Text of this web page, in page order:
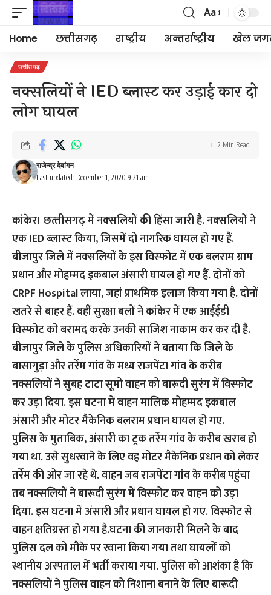
Font
Resizer
Aa
Home छत्तीसगढ़ राष्ट्रीय अन्तर्राष्ट्रीय खेल
छत्तीसगढ़
नक्सलियों ने IED ब्लास्ट कर उड़ाई कार दो
लोग घायल
Last updated: December 1, 2020 9:21 am
राजेन्द्र देवांगन
2 Min Read
कांकेर। छत्‍तीसगढ़ में नक्‍सलियों की हिंसा जारी है. नक्‍सलियों ने
एक IED ब्‍लास्‍ट किया, जिसमें दो नागरिक घायल हो गए हैं.
बीजापुर जिले में नक्‍सलियों के इस विस्‍फोट में एक बलराम ग्राम
प्रधान और मोहम्‍मद इकबाल अंसारी घायल हो गए हैं. दोनों को
CRPF Hospital लाया, जहां प्राथमिक इलाज किया गया है. दोनों
खतरे से बाहर हैं. वहीं सुरक्षा बलों ने कांकेर में एक आईईडी
विस्‍फोट को बरामद करके उनकी साजिश नाकाम कर कर दी है.
बीजापुर जिले के पुलिस अधिकारियों ने बताया कि जिले के
बासागुड़ा और तर्रेम गांव के मध्य राजपेंटा गांव के करीब
नक्सलियों ने सुबह टाटा सूमो वाहन को बारूदी सुरंग में विस्फोट
कर उड़ा दिया. इस घटना में वाहन मालिक मोहम्मद इकबाल
अंसारी और मोटर मैकेनिक बलराम प्रधान घायल हो गए.
पुलिस के मुताबिक, अंसारी का ट्रक तर्रेम गांव के करीब खराब हो
गया था. उसे सुधरवाने के लिए वह मोटर मैकेनिक प्रधान को लेकर
तर्रेम की ओर जा रहे थे. वाहन जब राजपेंटा गांव के करीब पहुंचा
तब नक्सलियों ने बारूदी सुरंग में विस्फोट कर वाहन को उड़ा
दिया. इस घटना में अंसारी और प्रधान घायल हो गए. विस्फोट से
वाहन क्षतिग्रस्त हो गया है.घटना की जानकारी मिलने के बाद
पुलिस दल को मौके पर रवाना किया गया तथा घायलों को
स्थानीय अस्पताल में भर्ती कराया गया. पुलिस को आशंका है कि
नक्सलियों ने पुलिस वाहन को निशाना बनाने के लिए बारूदी